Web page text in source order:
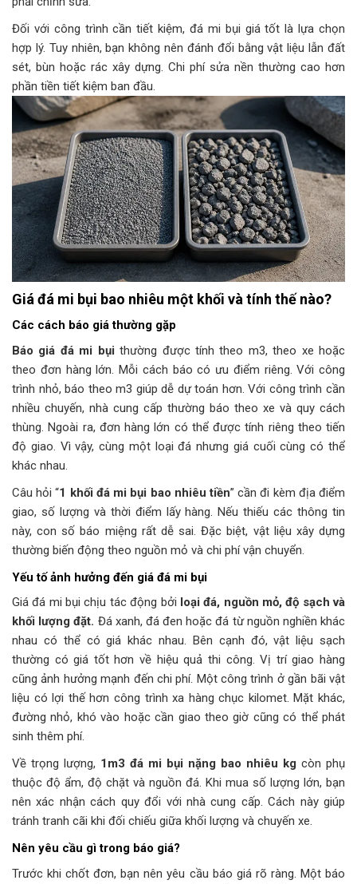
Đối với công trình cần tiết kiệm, đá mi bụi giá tốt là lựa chọn
hợp lý. Tuy nhiên, bạn không nên đánh đổi bằng vật liệu lẫn đất
sét, bùn hoặc rác xây dựng. Chi phí sửa nền thường cao hơn
phần tiền tiết kiệm ban đầu.
Giá đá mi bụi bao nhiêu một khối và tính thế nào?
Các cách báo giá thường gặp
Báo giá đá mi bụi thường được tính theo m3, theo xe hoặc
theo đơn hàng lớn. Mỗi cách báo có ưu điểm riêng. Với công
trình nhỏ, báo theo m3 giúp dễ dự toán hơn. Với công trình cần
nhiều chuyến, nhà cung cấp thường báo theo xe và quy cách
thùng. Ngoài ra, đơn hàng lớn có thể được tính riêng theo tiến
độ giao. Vì vậy, cùng một loại đá nhưng giá cuối cùng có thể
khác nhau.
Câu hỏi “1 khối đá mi bụi bao nhiêu tiền” cần đi kèm địa điểm
giao, số lượng và thời điểm lấy hàng. Nếu thiếu các thông tin
này, con số báo miệng rất dễ sai. Đặc biệt, vật liệu xây dựng
thường biến động theo nguồn mỏ và chi phí vận chuyển.
Yếu tố ảnh hưởng đến giá đá mi bụi
Giá đá mi bụi chịu tác động bởi loại đá, nguồn mỏ, độ sạch và
khối lượng đặt. Đá xanh, đá đen hoặc đá từ nguồn nghiền khác
nhau có thể có giá khác nhau. Bên cạnh đó, vật liệu sạch
thường có giá tốt hơn về hiệu quả thi công. Vị trí giao hàng
cũng ảnh hưởng mạnh đến chi phí. Một công trình ở gần bãi vật
liệu có lợi thế hơn công trình xa hàng chục kilomet. Mặt khác,
đường nhỏ, khó vào hoặc cần giao theo giờ cũng có thể phát
sinh thêm phí.
Về trọng lượng, 1m3 đá mi bụi nặng bao nhiêu kg còn phụ
thuộc độ ẩm, độ chặt và nguồn đá. Khi mua số lượng lớn, bạn
nên xác nhận cách quy đổi với nhà cung cấp. Cách này giúp
tránh tranh cãi khi đối chiếu giữa khối lượng và chuyến xe.
Nên yêu cầu gì trong báo giá?
Trước khi chốt đơn, bạn nên yêu cầu báo giá rõ ràng. Một báo